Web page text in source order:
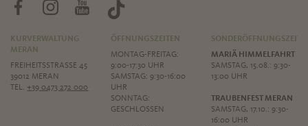
KURVERWALTUNG
MERAN
FREIHEITSSTRASSE 45
39012 MERAN
TEL.+39 0473 272 000
ÖFFNUNGSZEITEN
MONTAG-FREITAG:
9:00-17:30 UHR
SAMSTAG: 9:30-16:00
UHR
SONNTAG:
GESCHLOSSEN
MARIÄ HIMMELFAHRT
SAMSTAG, 15.08.: 9:30-
13:00 UHR
TRAUBENFEST MERAN
SAMSTAG, 17.10.: 9:30-
16:00 UHR